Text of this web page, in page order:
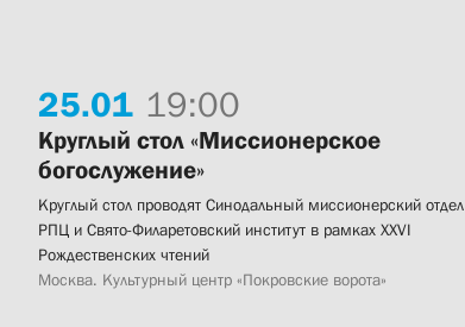
25.01 19:00
Круглый стол «Миссионерское
богослужение»
Круглый стол проводят Синодальный миссионерский отдел
РПЦ и Свято-Филаретовский институт в рамках XXVI
Рождественских чтений
Москва. Культурный центр «Покровские ворота»